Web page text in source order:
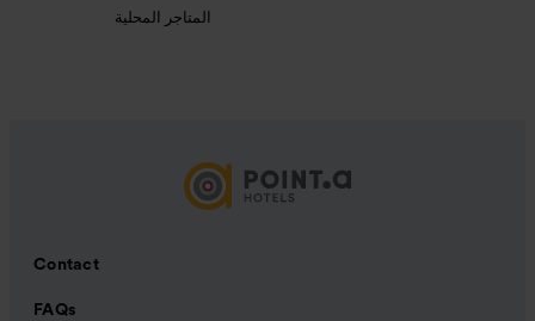
المتاجر المحلية
Contact
FAQs